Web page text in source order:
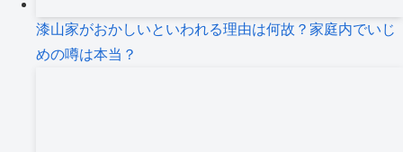
漆山家がおかしいといわれる理由は何故？家庭内でいじ
めの噂は本当？